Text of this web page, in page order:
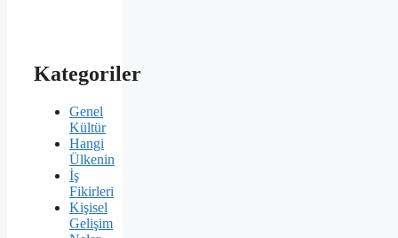
Kategoriler
Genel
Kültür
Hangi
Ülkenin
İş
Fikirleri
Kişisel
Gelişim